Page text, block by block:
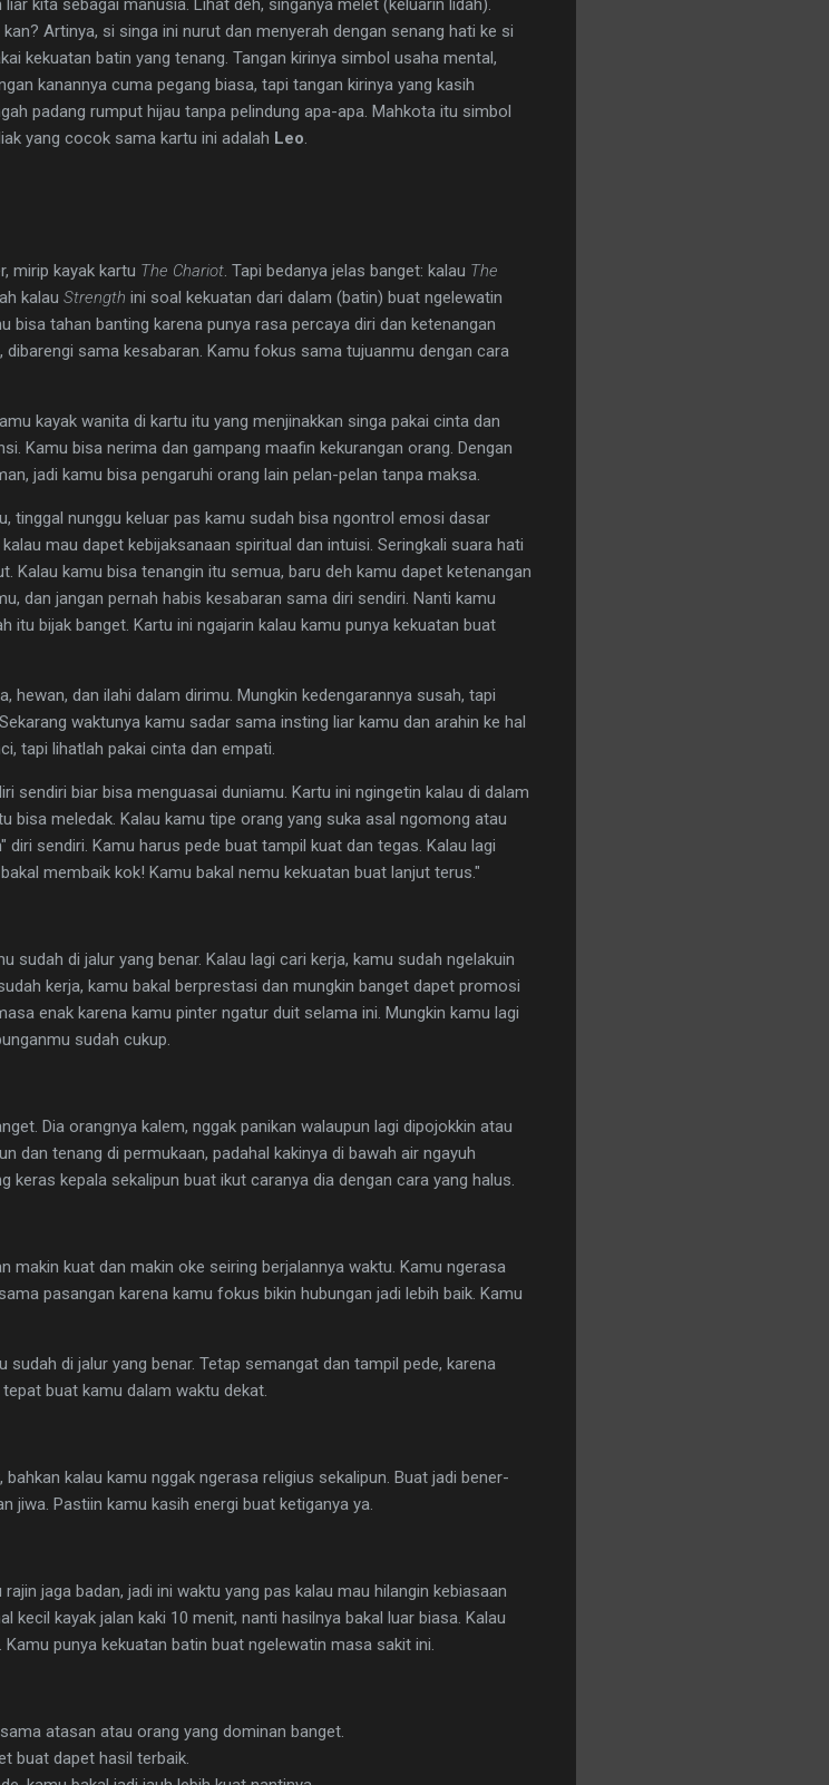
kita sebagai manusia. Lihat deh, singanya melet (keluarin lidah).
Artinya, si singa ini nurut dan menyerah dengan senang hati ke si
kekuatan batin yang tenang. Tangan kirinya simbol usaha mental,
kanannya cuma pegang biasa, tapi tangan kirinya yang kasih
padang rumput hijau tanpa pelindung apa-apa. Mahkota itu simbol
yang cocok sama kartu ini adalah Leo.
mirip kayak kartu The Chariot. Tapi bedanya jelas banget: kalau The
kalau Strength ini soal kekuatan dari dalam (batin) buat ngelewatin
bisa tahan banting karena punya rasa percaya diri dan ketenangan
sama kesabaran. Kamu fokus sama tujuanmu dengan cara
kayak wanita di kartu itu yang menjinakkan singa pakai cinta dan
Kamu bisa nerima dan gampang maafin kekurangan orang. Dengan
jadi kamu bisa pengaruhi orang lain pelan-pelan tanpa maksa.
tinggal nunggu keluar pas kamu sudah bisa ngontrol emosi dasar
mau dapet kebijaksanaan spiritual dan intuisi. Seringkali suara hati
Kalau kamu bisa tenangin itu semua, baru deh kamu dapet ketenangan
dan jangan pernah habis kesabaran sama diri sendiri. Nanti kamu
itu bijak banget. Kartu ini ngajarin kalau kamu punya kekuatan buat
hewan, dan ilahi dalam dirimu. Mungkin kedengarannya susah, tapi
waktunya kamu sadar sama insting liar kamu dan arahin ke hal
tapi lihatlah pakai cinta dan empati.
sendiri biar bisa menguasai duniamu. Kartu ini ngingetin kalau di dalam
bisa meledak. Kalau kamu tipe orang yang suka asal ngomong atau
sendiri. Kamu harus pede buat tampil kuat dan tegas. Kalau lagi
membaik kok! Kamu bakal nemu kekuatan buat lanjut terus."
sudah di jalur yang benar. Kalau lagi cari kerja, kamu sudah ngelakuin
kerja, kamu bakal berprestasi dan mungkin banget dapet promosi
enak karena kamu pinter ngatur duit selama ini. Mungkin kamu lagi
sudah cukup.
Dia orangnya kalem, nggak panikan walaupun lagi dipojokkin atau
dan tenang di permukaan, padahal kakinya di bawah air ngayuh
keras kepala sekalipun buat ikut caranya dia dengan cara yang halus.
makin kuat dan makin oke seiring berjalannya waktu. Kamu ngerasa
pasangan karena kamu fokus bikin hubungan jadi lebih baik. Kamu
di jalur yang benar. Tetap semangat dan tampil pede, karena
buat kamu dalam waktu dekat.
kalau kamu nggak ngerasa religius sekalipun. Buat jadi bener-
jiwa. Pastiin kamu kasih energi buat ketiganya ya.
jaga badan, jadi ini waktu yang pas kalau mau hilangin kebiasaan
kecil kayak jalan kaki 10 menit, nanti hasilnya bakal luar biasa. Kalau
punya kekuatan batin buat ngelewatin masa sakit ini.
atasan atau orang yang dominan banget.
buat dapet hasil terbaik.